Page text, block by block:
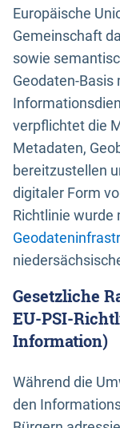
Europäische
Gemeinschaft
sowie
Geodaten-
verpflichtet die
Metadaten,
bereitzustellen
digitaler Form
Richtlinie wurde
Gesetzliche
EU-PSI-
Information)
Während die
den